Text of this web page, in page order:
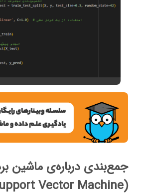
جمع‌بندی درباره‌ی ماشین
(Support Vector Machine)